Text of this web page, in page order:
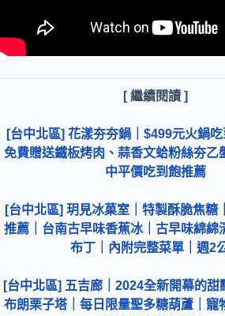
[ 繼續閱讀 ]
[台中北區] 花漾夯夯鍋｜$499元火鍋
免費贈送鐵板烤肉、蒜香文蛤粉絲夯乙
中平價吃到飽推薦
[台中北區] 玥見冰菓室｜特製酥脆焦糖
推薦｜台南古早味香蕉冰｜古早味綿綿
布丁｜內附完整菜單｜週2
[台中北區] 五吉廊｜2024全新開幕的甜
布朗栗子塔｜每日限量聖多糖葫蘆｜寵